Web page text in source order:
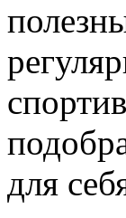
для